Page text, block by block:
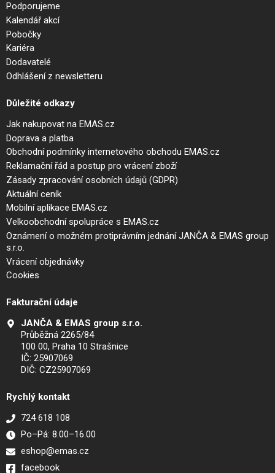
Podporujeme
Kalendář akcí
Pobočky
Kariéra
Dodavatelé
Odhlášení z newsletteru
Důležité odkazy
Jak nakupovat na EMAS.cz
Doprava a platba
Obchodní podmínky internetového obchodu EMAS.cz
Reklamační řád a postup pro vrácení zboží
Zásady zpracování osobních údajů (GDPR)
Aktuální ceník
Mobilní aplikace EMAS.cz
Velkoobchodní spolupráce s EMAS.cz
Oznámení o možném protiprávním jednání JANČA & EMAS group
s.r.o.
Vrácení objednávky
Cookies
Fakturační údaje
JANČA & EMAS group s.r.o.
Průběžná 2265/84
100 00, Praha 10 Strašnice
IČ: 25907069
DIČ: CZ25907069
Rychlý kontakt
724 618 108
Po–Pá: 8.00–16.00
eshop@emas.cz
facebook